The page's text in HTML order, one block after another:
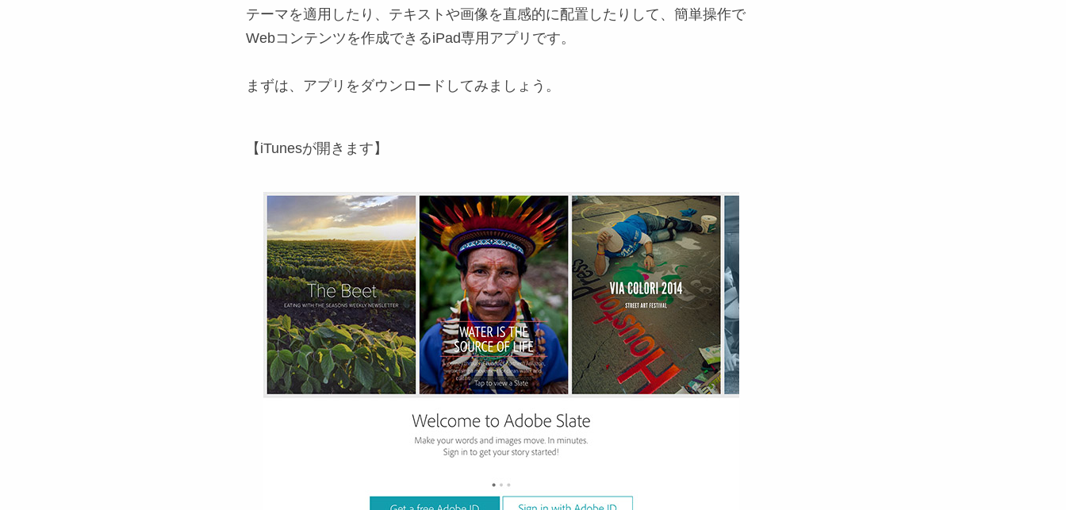
テーマを適用したり、テキストや画像を直感的に配置したりして、簡単操作で
Webコンテンツを作成できるiPad専用アプリです。
まずは、アプリをダウンロードしてみましょう。
【iTunesが開きます】